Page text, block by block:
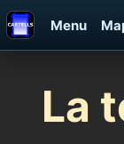
Menu
La